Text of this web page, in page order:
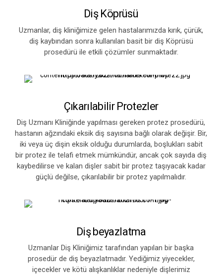
Diş Köprüsü
Uzmanlar, diş kliniğimize gelen hastalarımızda kırık, çürük,
diş kaybından sonra kullanılan basit bir diş Köprüsü
prosedürü ile etkili çözümler sunmaktadır.
Çıkarılabilir Protezler
Diş Uzmanı Kliniğinde yapılması gereken protez prosedürü,
hastanın ağzındaki eksik diş sayısına bağlı olarak değişir. Bir,
iki veya üç dişin eksik olduğu durumlarda, boşlukları sabit
bir protez ile telafi etmek mümkündür, ancak çok sayıda diş
kaybedilirse ve kalan dişler sabit bir protez taşıyacak kadar
güçlü değilse, çıkarılabilir bir protez yapılmalıdır.
Diş beyazlatma
Uzmanlar Diş Kliniğimiz tarafından yapılan bir başka
prosedür de diş beyazlatmadır. Yediğimiz yiyecekler,
içecekler ve kötü alışkanlıklar nedeniyle dişlerimiz